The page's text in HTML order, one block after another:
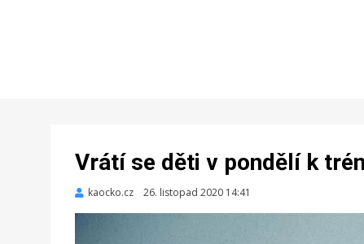
Vrátí se děti v pondělí k
kaocko.cz
Zveřejněno
26. listopad 2020 14:41